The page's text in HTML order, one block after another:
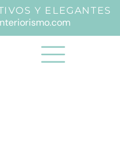
Y ELEGANTES